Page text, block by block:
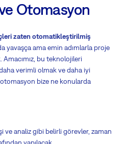
Otomasyon
zaten otomatikleştirilmiş
yavaşça ama emin adımlarla proje
Amacımız, bu teknolojileri
verimli olmak ve daha iyi
bize ne konularda
ve analiz gibi belirli görevler, zaman